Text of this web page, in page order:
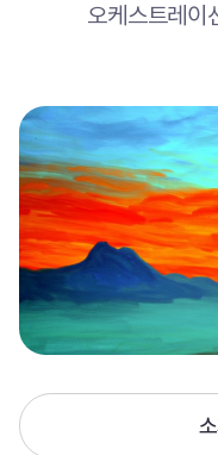
오케스트레이